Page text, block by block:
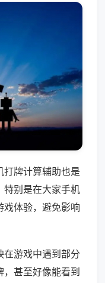
打牌计算辅助也是
特别是在大家手机
戏体验，避免影响
在游戏中遇到部分
甚至好像能看到